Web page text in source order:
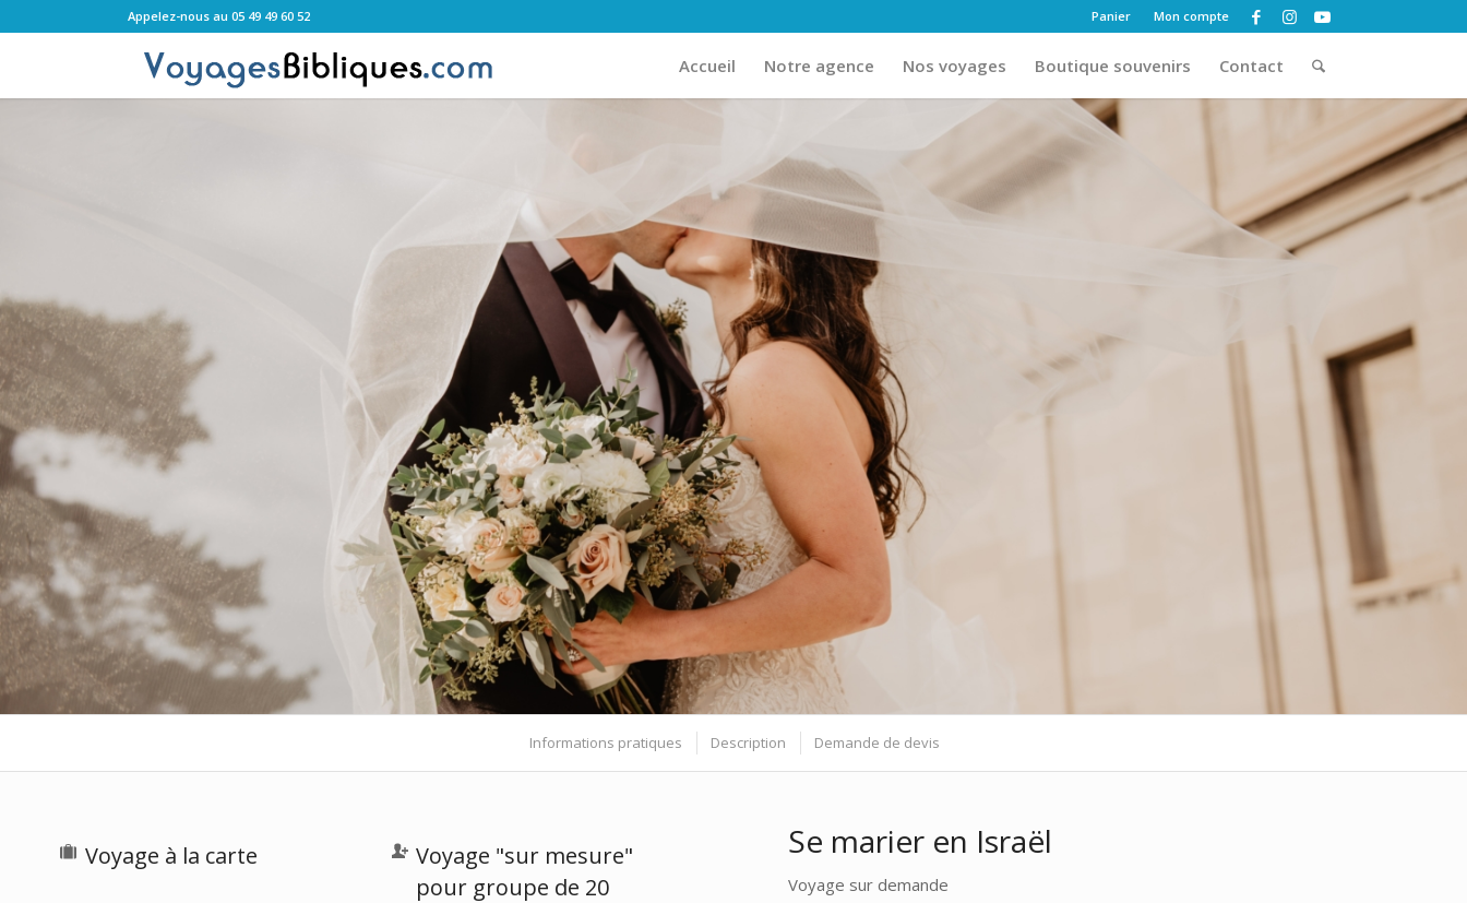
Panier Mon compte
Appelez-nous au 05 49 49 60 52
Accueil Notre agence Nos voyages Boutique souvenirs Contact
Informations pratiques Description Demande de devis
Voyage à la carte
Voyage "sur mesure"
pour groupe de 20
Se marier en Israël
Voyage sur demande